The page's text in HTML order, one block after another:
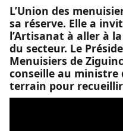
L’Union des
sa réserve. Elle a
l’Artisanat à aller à
du secteur. Le
Menuisiers de
conseille au ministre
terrain pour